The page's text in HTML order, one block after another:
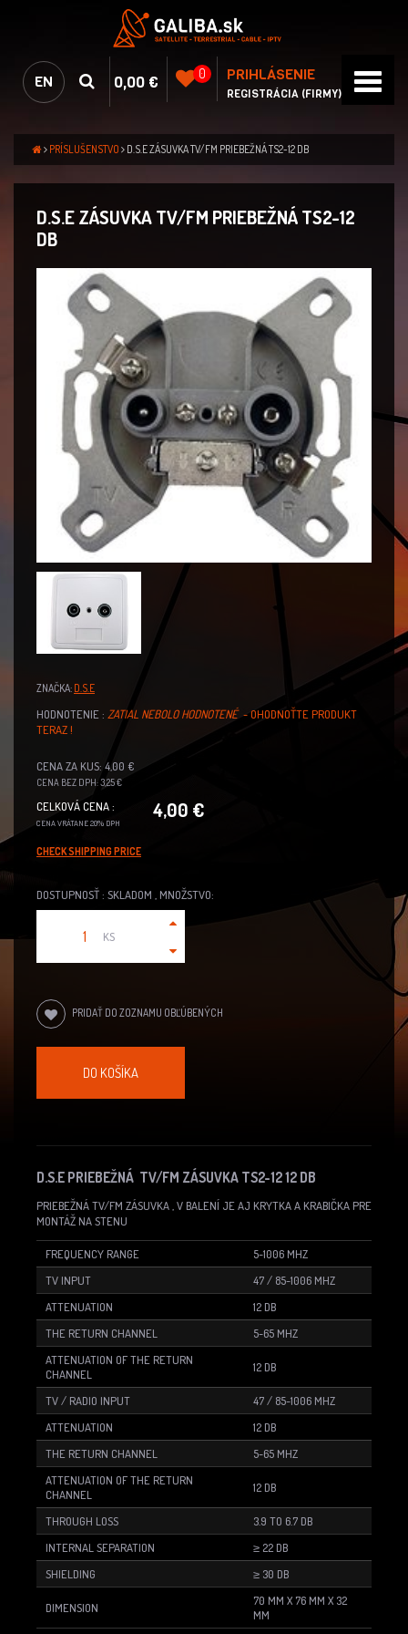
EN 0,00 € 0 PRIHLÁSENIE
REGISTRÁCIA (FIRMY)
PRÍSLUŠENSTVO D.S.E ZÁSUVKA TV/FM PRIEBEŽNÁ TS2-12 DB
D.S.E ZÁSUVKA TV/FM PRIEBEŽNÁ TS2-12
DB
ZNAČKA: D.S.E
HODNOTENIE : ZATIAL NEBOLO HODNOTENÉ - OHODNOŤTE PRODUKT
TERAZ !
CENA ZA KUS: 4,00 €
CENA BEZ DPH: 3,25 €
CELKOVÁ CENA :
CENA VRÁTANE 20% DPH
4,00 €
CHECK SHIPPING PRICE
DOSTUPNOSŤ : SKLADOM , MNOŽSTVO:
KS
PRIDAŤ DO ZOZNAMU OBĽÚBENÝCH
DO KOŠÍKA
D.S.E PRIEBEŽNÁ TV/FM ZÁSUVKA TS2-12 12 DB
PRIEBEŽNÁ TV/FM ZÁSUVKA , V BALENÍ JE AJ KRYTKA A KRABIČKA PRE
MONTÁŽ NA STENU
FREQUENCY RANGE
5-1006 MHZ
TV INPUT
47 / 85-1006 MHZ
ATTENUATION
12 DB
THE RETURN CHANNEL
5-65 MHZ
ATTENUATION OF THE RETURN
CHANNEL
12 DB
TV / RADIO INPUT
47 / 85-1006 MHZ
ATTENUATION
12 DB
THE RETURN CHANNEL
5-65 MHZ
ATTENUATION OF THE RETURN
CHANNEL
12 DB
THROUGH LOSS
3.9 TO 6.7 DB
INTERNAL SEPARATION
≥ 22 DB
SHIELDING
≥ 30 DB
DIMENSION
70 MM X 76 MM X 32
MM